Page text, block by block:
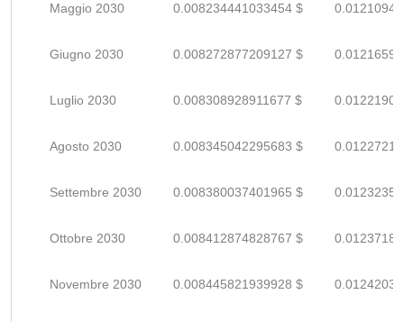
Maggio 2030 0.008234441033454 $
Giugno 2030 0.008272877209127 $
Luglio 2030 0.008308928911677 $
Agosto 2030 0.008345042295683 $
Settembre 2030 0.008380037401965 $
Ottobre 2030 0.008412874828767 $
Novembre 2030 0.008445821939928 $